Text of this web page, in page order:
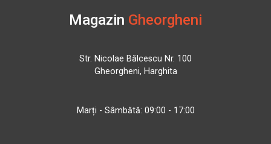
Magazin Gheorgheni
Str. Nicolae Bălcescu Nr. 100
Gheorgheni, Harghita
Marți - Sâmbătă: 09:00 - 17:00